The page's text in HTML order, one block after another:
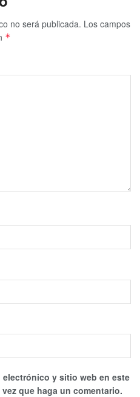
no será publicada. Los campos
*
electrónico y sitio web en este
que haga un comentario.